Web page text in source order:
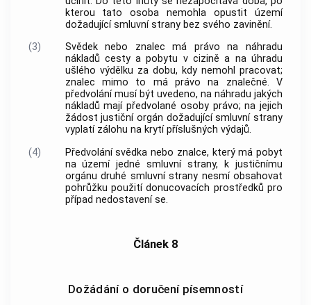
kterou tato osoba nemohla opustit území
dožadující smluvní strany bez svého zavinění.
(3)
Svědek nebo znalec má právo na náhradu
nákladů cesty a pobytu v cizině a na úhradu
ušlého výdělku za dobu, kdy nemohl pracovat;
znalec mimo to má právo na znalečné. V
předvolání musí být uvedeno, na náhradu jakých
nákladů mají předvolané osoby právo; na jejich
žádost justiční orgán dožadující smluvní strany
vyplatí zálohu na krytí příslušných výdajů.
(4)
Předvolání svědka nebo znalce, který má pobyt
na území jedné smluvní strany, k justičnímu
orgánu druhé smluvní strany nesmí obsahovat
pohrůžku použití donucovacích prostředků pro
případ nedostavení se.
Článek 8
Dožádání o doručení písemností